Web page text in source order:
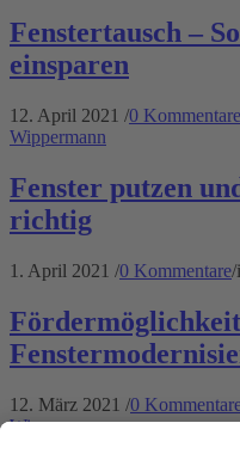
Fenstertausch –
einsparen
12. April 2021 /0 Kommentare
Wippermann
Fenster putzen
richtig
1. April 2021 /0 Kommentare/
12. März 2021 /0
Wippermann